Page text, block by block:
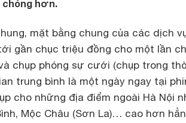
chóng hơn.
mặt bằng chung của các dịch
gần chục triệu đồng cho một lần
chụp phóng sự cưới (chụp trong
trung bình là một ngày ngay tại
cho những địa điểm ngoài Hà Nội
Mộc Châu (Sơn La)… cao hơn